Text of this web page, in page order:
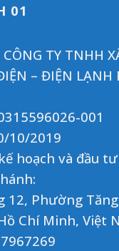
01
TY TNHH
– ĐIỆN LẠNH
001
10/2019
hoạch và đầu tư
12, Phường
Chí Minh, Việt